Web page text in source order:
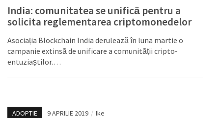
India: comunitatea se unifică pentru a
solicita reglementarea criptomonedelor
Asociația Blockchain India derulează în luna martie o
campanie extinsă de unificare a comunității cripto-
entuziaștilor.…
ADOPTIE 9 APRILIE 2019 / Ike